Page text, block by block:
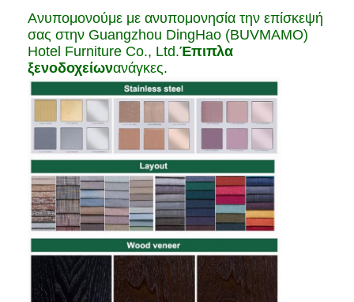
Ανυπομονούμε με ανυπομονησία την επίσκεψή
σας στην Guangzhou DingHao (BUVMAMO)
Hotel Furniture Co., Ltd.Έπιπλα
ξενοδοχείωνανάγκες.